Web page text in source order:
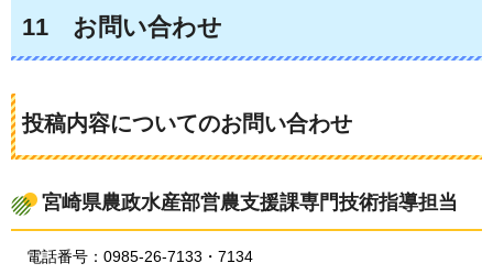
11 お問い合わせ
投稿内容についてのお問い合わせ
宮崎県農政水産部営農支援課専門技術指導担当
電話番号：0985-26-7133・7134